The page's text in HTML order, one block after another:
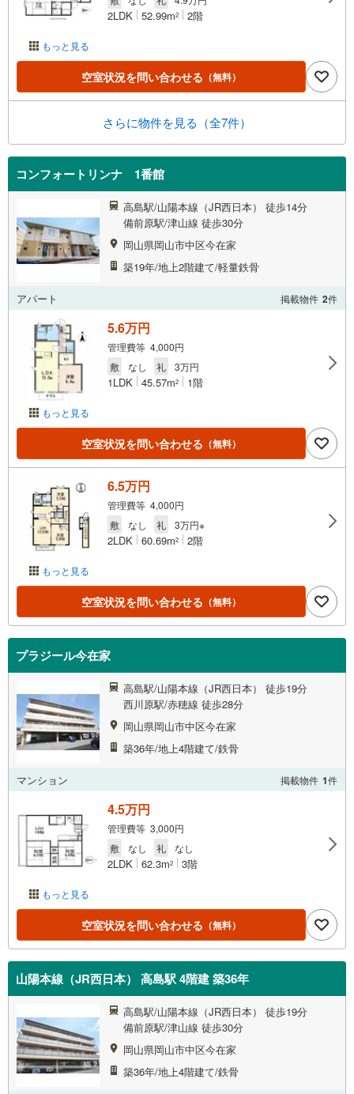
もっと見る
2LDK 52.99m2 2階
空室状況を問い合わせる （無料）
さらに物件を見る（全7件）
コンフォートリンナ 1番館
高島駅/山陽本線（JR西日本） 徒歩14分
備前原駅/津山線 徒歩30分
岡山県岡山市中区今在家
築19年/地上2階建て/軽量鉄骨
アパート 掲載物件 2件
もっと見る
5.6万円
管理費等 4,000円
敷
なし 礼 3万円
1LDK 45.57m2 1階
空室状況を問い合わせる （無料）
もっと見る
6.5万円
管理費等 4,000円
敷
なし 礼 3万円※
2LDK 60.69m2 2階
空室状況を問い合わせる （無料）
プラジール今在家
高島駅/山陽本線（JR西日本） 徒歩19分
西川原駅/赤穂線 徒歩28分
岡山県岡山市中区今在家
築36年/地上4階建て/鉄骨
マンション 掲載物件 1件
もっと見る
4.5万円
管理費等 3,000円
敷
なし 礼 なし
2LDK 62.3m2 3階
空室状況を問い合わせる （無料）
山陽本線（JR西日本） 高島駅 4階建 築36年
高島駅/山陽本線（JR西日本） 徒歩19分
備前原駅/津山線 徒歩30分
岡山県岡山市中区今在家
築36年/地上4階建て/鉄骨